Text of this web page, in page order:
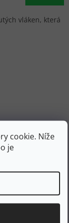
cookie. Níže
je
vláken, která
výpisu
kratší, užší v
naše spacáky